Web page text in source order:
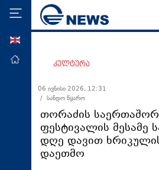
ეკონომიკა
მსოფლიო
ჯანდაცვა
საზოგადოება
კულტურა
06 ივნისი 2026, 12:31
/ სანდო წყარო
თორაძის
ფესტივალის მესამე
დღე დავით
დაეთმო